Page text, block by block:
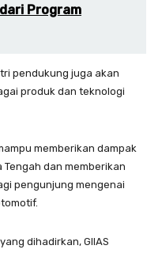
Program
pendukung juga akan
produk dan teknologi
memberikan dampak
dan memberikan
pengunjung mengenai
dihadirkan, GIIAS